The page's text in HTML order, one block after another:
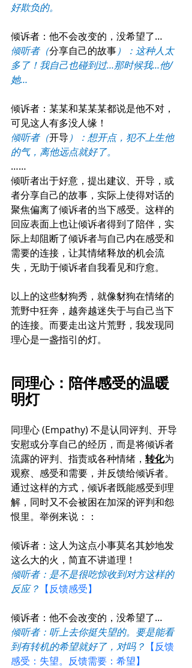
好欺负的。
倾诉者：他不会改变的，没希望了…
倾听者（分享自己的故事）：这种人太
多了！我自己也碰到过…那时候我…他/
她…
倾诉者：某某和某某某都说是他不对，
可见这人有多没人缘！
倾听者（开导 ）：想开点，犯不上生他
的气，离他远点就好了。
……
倾听者出于好意，提出建议、开导，或
者分享自己的故事，实际上使得对话的
聚焦偏离了倾诉者的当下感受。这样的
回应表面上也让倾诉者得到了陪伴，实
际上却阻断了倾诉者与自己内在感受和
需要的连接，让其情绪释放的机会流
失，无助于倾诉者自我看见和疗愈。
以上的这些豺狗秀，就像豺狗在情绪的
荒野中狂奔，越奔越迷失于与自己当下
的连接。而要走出这片荒野，我发现同
理心是一盏指引的灯。
同理心：陪伴感受的温暖
明灯
同理心 (Empathy) 不是认同评判、开导
安慰或分享自己的经历，而是将倾诉者
流露的评判、指责或各种情绪， 转化为
观察、感受和需要，并反馈给倾诉者。
通过这样的方式，倾诉者既能感受到理
解，同时又不会被困在加深的评判和怨
恨里。举例来说：：
倾诉者：这人为这点小事莫名其妙地发
这么大的火，简直不讲道理！
倾听者：是不是很吃惊收到对方这样的
反应？ 【反馈感受】
倾诉者：他不会改变的，没希望了…
倾听者：听上去你挺失望的。要是能看
到有转机的希望就好了，对吗？ 【反馈
感受：失望。反馈需要：希望】